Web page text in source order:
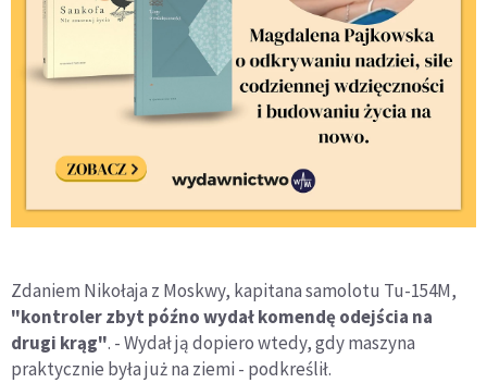
Zdaniem Nikołaja z Moskwy, kapitana samolotu Tu-154M,
"kontroler zbyt późno wydał komendę odejścia na
drugi krąg". - Wydał ją dopiero wtedy, gdy maszyna
praktycznie była już na ziemi - podkreślił.